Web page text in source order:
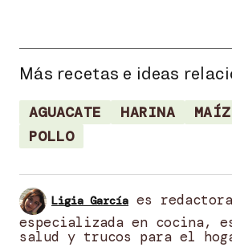
Más recetas e ideas
AGUACATE HARINA MAÍZ
POLLO
Ligia García es redactora
especializada en cocina,
salud y trucos para el